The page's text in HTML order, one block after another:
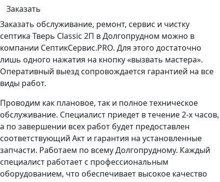
Заказать
Заказать обслуживание, ремонт, сервис и чистку
септика Тверь Classic 2П в Долгопрудном можно в
компании СептикСервис.PRO. Для этого достаточно
лишь одного нажатия на кнопку «вызвать мастера».
Оперативный выезд сопровождается гарантией на все
виды работ.
Проводим как плановое, так и полное техническое
обслуживание. Специалист приедет в течение 2-х часов,
а по завершении всех работ будет предоставлен
соответствующий Акт и гарантия на установленные
запчасти. Работаем по всему Долгопрудному. Каждый
специалист работает с профессиональным
оборудованием, что обеспечивает высокое качество